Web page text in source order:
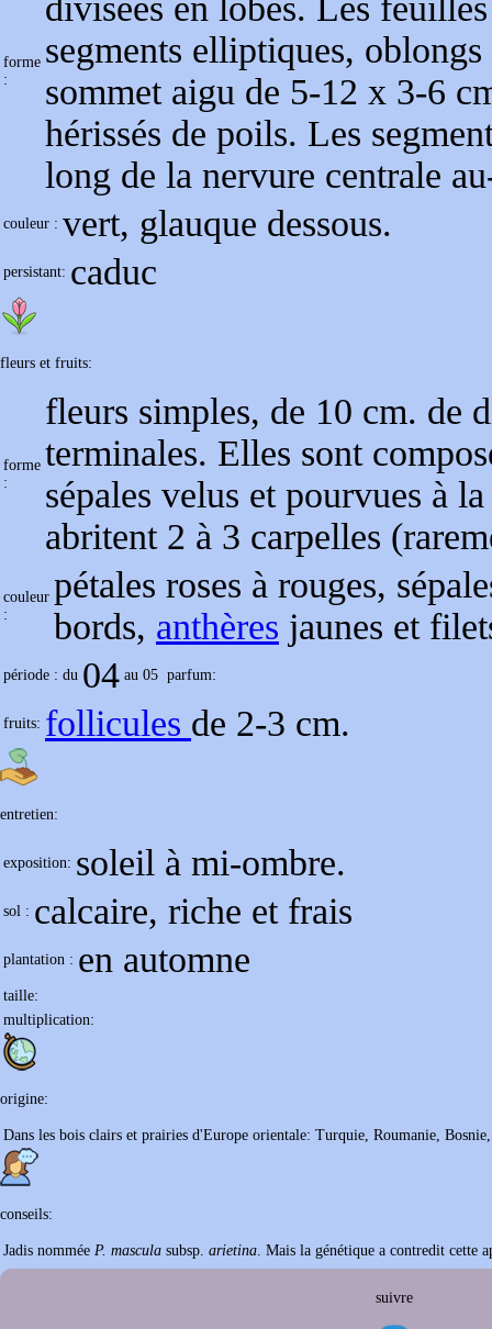
forme
:
divisées en lobes. Les
segments elliptiques,
sommet aigu de 5-12 x 3-6
hérissés de poils. Les
long de la nervure centrale
couleur : vert, glauque dessous.
persistant: caduc
fleurs et fruits:
forme
:
fleurs simples, de 10 cm. de
terminales. Elles sont
sépales velus et pourvues à
abritent 2 à 3 carpelles
couleur
:
pétales roses à rouges,
bords, anthères jaunes et
période : du 04 au 05 parfum:
fruits: follicules de 2-3 cm.
entretien:
exposition: soleil à mi-ombre.
sol : calcaire, riche et frais
plantation : en automne
taille:
multiplication:
origine:
Dans les bois clairs et prairies d'Europe orientale: Turquie, Roumanie,
conseils:
Jadis nommée P. mascula subsp. arietina. Mais la génétique a contredit cette
suivre